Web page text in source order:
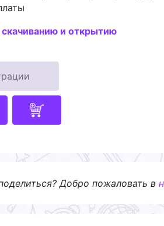
и открытию
Добро пожаловать в